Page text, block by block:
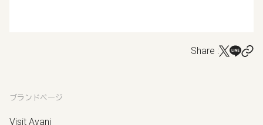
Share :
ブランドページ
Visit Avani